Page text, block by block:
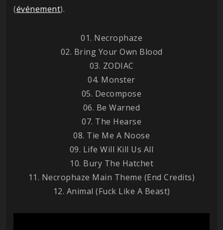
(événement).
01. Necrophaze
02. Bring Your Own Blood
03. ZODIAC
04. Monster
05. Decompose
06. Be Warned
07. The Hearse
08. Tie Me A Noose
09. Life Will Kill Us All
10. Bury The Hatchet
11. Necrophaze Main Theme (End Credits)
12. Animal (Fuck Like A Beast)